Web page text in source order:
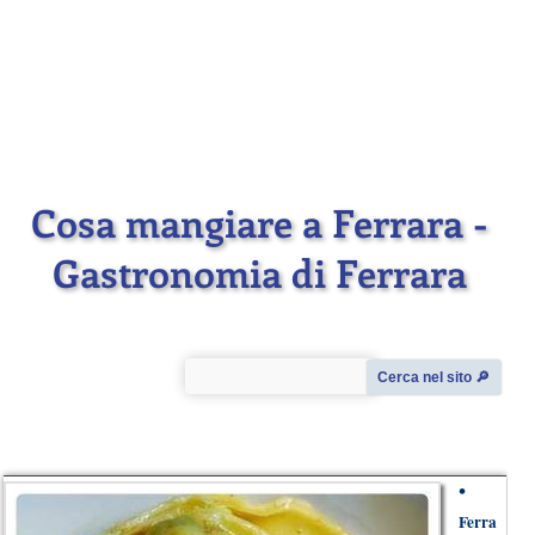
Cosa mangiare a Ferrara -
Gastronomia di Ferrara
Cerca nel sito 🔎︎
•
Ferra